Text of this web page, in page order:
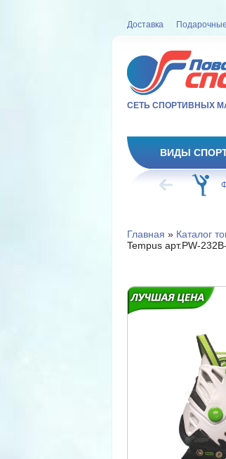
Доставка
СЕТЬ СПОРТИВНЫХ
ВИДЫ
ХОККЕЙ
Главная » Каталог
Tempus арт.PW-